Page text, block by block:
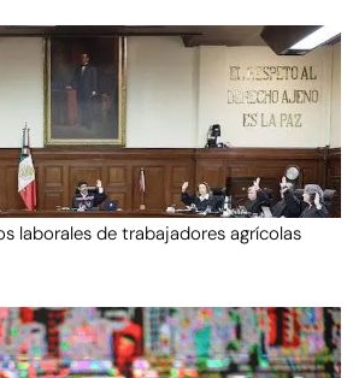
laborales de trabajadores agrícolas